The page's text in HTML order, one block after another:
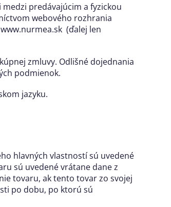
predávajúcim a fyzickou
webového rozhrania
(ďalej len
zmluvy. Odlišné dojednania
podmienok.
jazyku.
hlavných vlastností sú uvedené
sú uvedené vrátane dane z
tovaru, ak tento tovar zo svojej
po dobu, po ktorú sú